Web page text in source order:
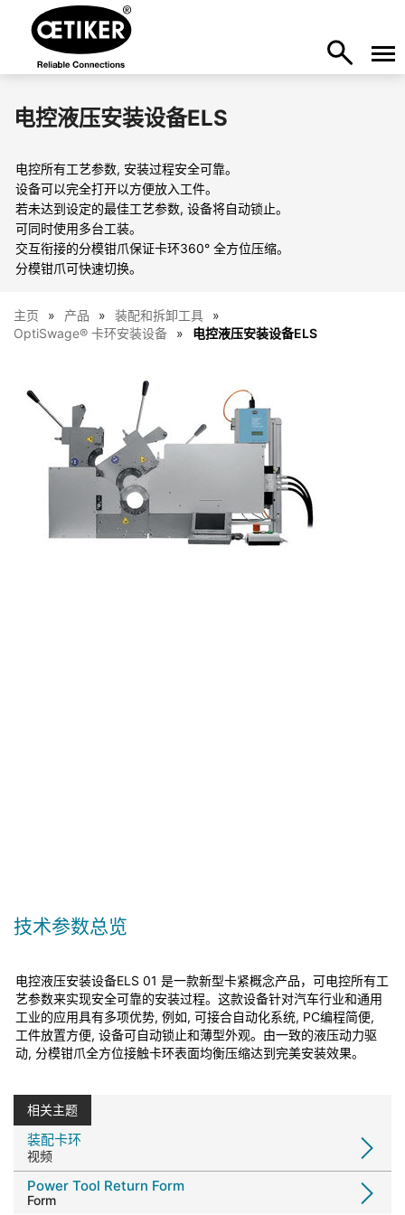
电控液压安装设备ELS
电控所有工艺参数, 安装过程安全可靠。
设备可以完全打开以方便放入工件。
若未达到设定的最佳工艺参数, 设备将自动锁止。
可同时使用多台工装。
交互衔接的分模钳爪保证卡环360° 全方位压缩。
分模钳爪可快速切换。
主页 产品
装配和拆卸工具
OptiSwage® 卡环安装设备
电控液压安装设备ELS
技术参数总览
电控液压安装设备ELS 01 是一款新型卡紧概念产品，可电控所有工
艺参数来实现安全可靠的安装过程。 这款设备针对汽车行业和通用
工业的应用具有多项优势, 例如, 可接合自动化系统, PC编程简便,
工件放置方便, 设备可自动锁止和薄型外观。由一致的液压动力驱
动, 分模钳爪全方位接触卡环表面均衡压缩达到完美安装效果。
相关主题
装配卡环
视频
Power Tool Return Form
Form